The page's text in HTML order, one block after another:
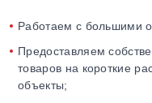
Работаем с большими
Предоставляем
товаров на короткие
объекты;